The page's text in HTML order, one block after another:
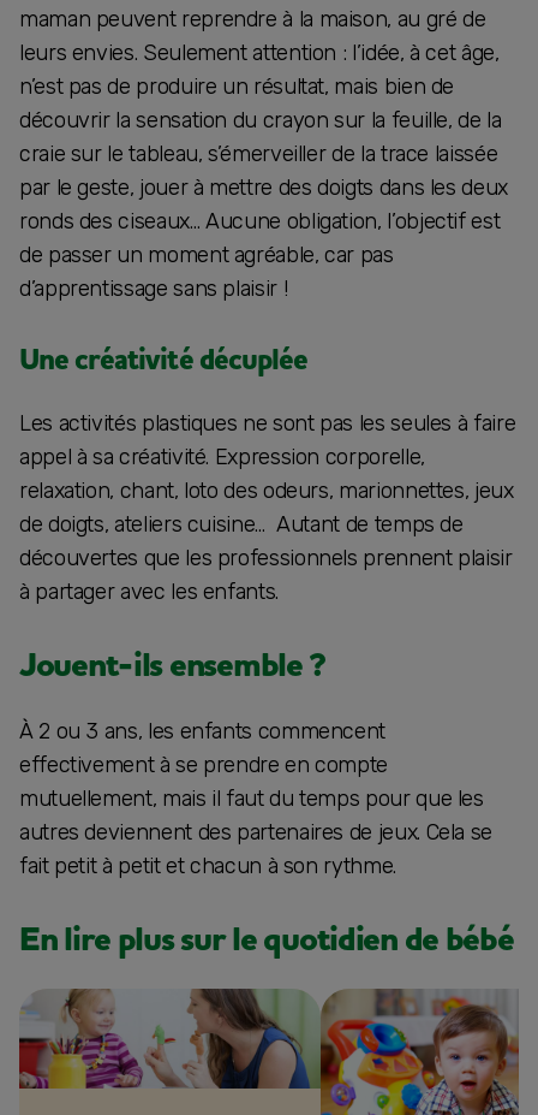
maman peuvent reprendre à la maison, au gré de
leurs envies. Seulement attention : l’idée, à cet âge,
n’est pas de produire un résultat, mais bien de
découvrir la sensation du crayon sur la feuille, de la
craie sur le tableau, s’émerveiller de la trace laissée
par le geste, jouer à mettre des doigts dans les deux
ronds des ciseaux… Aucune obligation, l’objectif est
de passer un moment agréable, car pas
d’apprentissage sans plaisir !
Une créativité décuplée
Les activités plastiques ne sont pas les seules à faire
appel à sa créativité. Expression corporelle,
relaxation, chant, loto des odeurs, marionnettes, jeux
de doigts, ateliers cuisine… Autant de temps de
découvertes que les professionnels prennent plaisir
à partager avec les enfants.
Jouent-ils ensemble ?
À 2 ou 3 ans, les enfants commencent
effectivement à se prendre en compte
mutuellement, mais il faut du temps pour que les
autres deviennent des partenaires de jeux. Cela se
fait petit à petit et chacun à son rythme.
En lire plus sur le quotidien de bébé